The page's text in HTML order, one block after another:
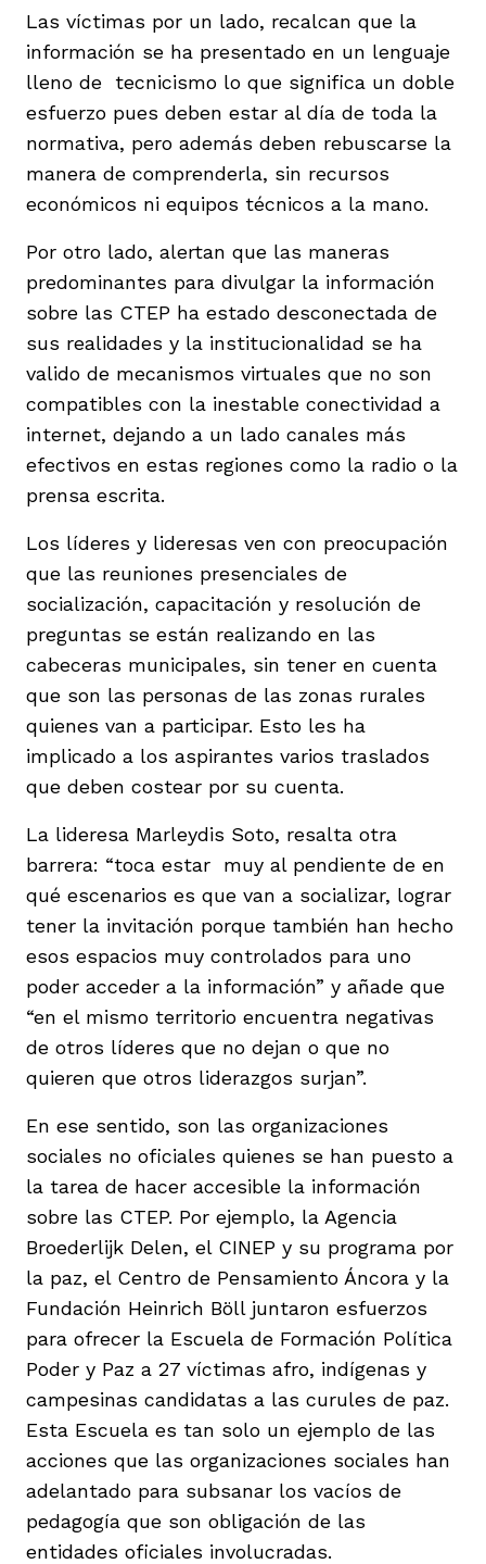
Las víctimas por un lado, recalcan que la
información se ha presentado en un lenguaje
lleno de tecnicismo lo que significa un doble
esfuerzo pues deben estar al día de toda la
normativa, pero además deben rebuscarse la
manera de comprenderla, sin recursos
económicos ni equipos técnicos a la mano.
Por otro lado, alertan que las maneras
predominantes para divulgar la información
sobre las CTEP ha estado desconectada de
sus realidades y la institucionalidad se ha
valido de mecanismos virtuales que no son
compatibles con la inestable conectividad a
internet, dejando a un lado canales más
efectivos en estas regiones como la radio o la
prensa escrita.
Los líderes y lideresas ven con preocupación
que las reuniones presenciales de
socialización, capacitación y resolución de
preguntas se están realizando en las
cabeceras municipales, sin tener en cuenta
que son las personas de las zonas rurales
quienes van a participar. Esto les ha
implicado a los aspirantes varios traslados
que deben costear por su cuenta.
La lideresa Marleydis Soto, resalta otra
barrera: “toca estar muy al pendiente de en
qué escenarios es que van a socializar, lograr
tener la invitación porque también han hecho
esos espacios muy controlados para uno
poder acceder a la información” y añade que
“en el mismo territorio encuentra negativas
de otros líderes que no dejan o que no
quieren que otros liderazgos surjan”.
En ese sentido, son las organizaciones
sociales no oficiales quienes se han puesto a
la tarea de hacer accesible la información
sobre las CTEP. Por ejemplo, la Agencia
Broederlijk Delen, el CINEP y su programa por
la paz, el Centro de Pensamiento Áncora y la
Fundación Heinrich Böll juntaron esfuerzos
para ofrecer la Escuela de Formación Política
Poder y Paz a 27 víctimas afro, indígenas y
campesinas candidatas a las curules de paz.
Esta Escuela es tan solo un ejemplo de las
acciones que las organizaciones sociales han
adelantado para subsanar los vacíos de
pedagogía que son obligación de las
entidades oficiales involucradas.